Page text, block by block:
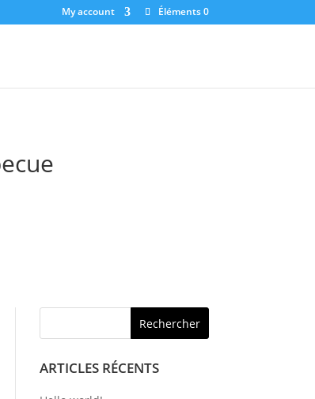
My account Éléments 0
ARTICLES RÉCENTS